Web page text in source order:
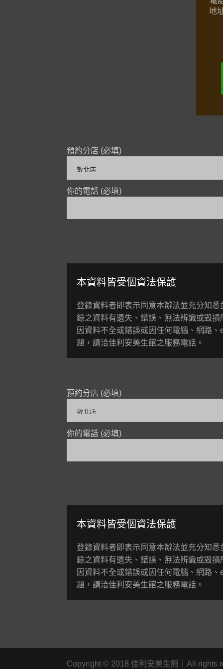
地
預約分店 (必填)
你的電話 (必填)
本資料皆受個資法保護
登錄資料者即表示同意本辦法並充分知
錄之資料有遺失、錯誤、無法辨識或毀
因資料不全或錯誤或因任何電腦、網路
題，請洽佳利安美生館之服務電話。
預約分店 (必填)
你的電話 (必填)
本資料皆受個資法保護
登錄資料者即表示同意本辦法並充分知
錄之資料有遺失、錯誤、無法辨識或毀
因資料不全或錯誤或因任何電腦、網路
題，請洽佳利安美生館之服務電話。
Copyright© 2018 佳利安美生館｜All rights